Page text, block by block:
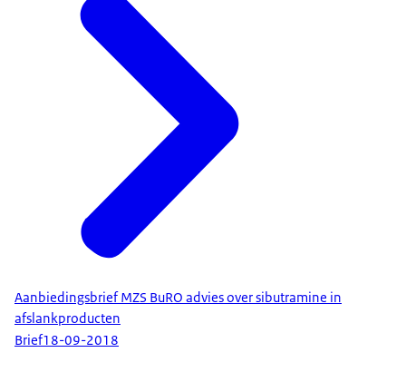
Aanbiedingsbrief MZS BuRO advies over sibutramine in
afslankproducten
Brief18-09-2018